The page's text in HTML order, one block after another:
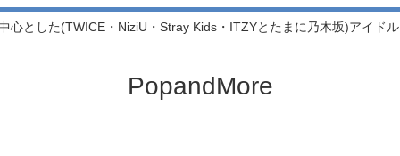
心とした(TWICE・NiziU・Stray Kids・ITZYとたまに乃木坂)アイド
PopandMore